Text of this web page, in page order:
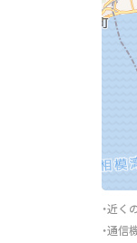
・近
・通